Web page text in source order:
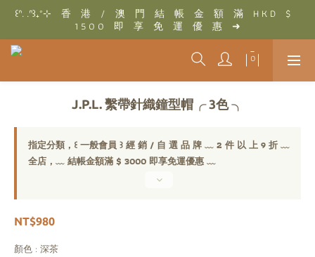
꒰ᐢ. .ᐢ꒱₊˚⊹　結　帳　金　額　滿　T W D　$　3 0 0 0　即　享
免　運　優　惠　➜
꒰ᐢ. .ᐢ꒱₊˚⊹　香　港　/　澳　門　結　帳　金　額　滿　H K D　$
1 5 0 0　即　享　免　運　優　惠　➜
꒰ᐢ. .ᐢ꒱₊˚⊹　結　帳　金　額　滿　T W D　$　3 0 0 0　即　享
免　運　優　惠　➜
J.P.L. 繫帶針織鐘型帽╭ 3色 ╮
指定分類，꒰ 一般會員 ꒱ 經 銷 / 自 選 品 牌 ﹏ 2 件 以 上 9 折 ﹏
全店，﹏ 結帳金額滿 $ 3000 即享免運優惠 ﹏
NT$980
顏色 : 深茶